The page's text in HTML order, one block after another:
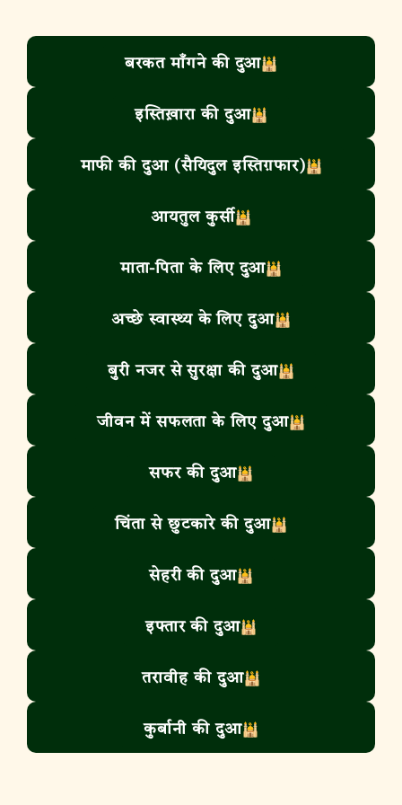
बरकत माँगने की दुआ
इस्तिख़ारा की दुआ
माफी की दुआ (सैयिदुल इस्तिग़फार)
आयतुल कुर्सी
माता-पिता के लिए दुआ
अच्छे स्वास्थ्य के लिए दुआ
बुरी नजर से सुरक्षा की दुआ
जीवन में सफलता के लिए दुआ
सफर की दुआ
चिंता से छुटकारे की दुआ
सेहरी की दुआ
इफ्तार की दुआ
तरावीह की दुआ
कुर्बानी की दुआ